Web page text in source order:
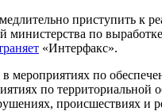
приступить к
по
«Интерфакс».
мероприятиях по
по территориальной
происшествиях и